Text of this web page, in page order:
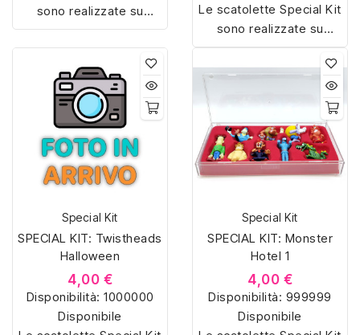
sono realizzate su
misura con materiali di
alta qualità, hanno un
interno sagomato in
vellutino rosso e offrono
soluzioni eleganti e
pratiche per organizzare
e mostrare la tua
collezione di sorpresine.
Le scatolette Special Kit
sono realizzate su
misura con materiali di
alta qualità, hanno un
interno sagomato in
vellutino rosso e offrono
soluzioni eleganti e
pratiche per organizzare
e mostrare la tua
collezione di sorpresine.
Special Kit
SPECIAL KIT: Twistheads
Halloween
4,00 €
Disponibilità: 1000000
Disponibile
Special Kit
SPECIAL KIT: Monster
Hotel 1
4,00 €
Disponibilità: 999999
Disponibile